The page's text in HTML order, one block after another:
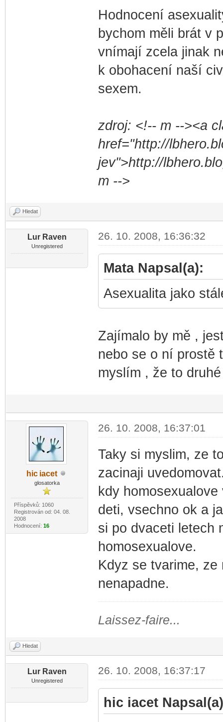
Hodnocení
bychom měli brát v
vnímají zcela jinak
k obohacení naší
sexem.
zdroj: <!-- m --><a
href="http://
jev">http://
m -->
Hledat
Lur Raven
Unregistered
26. 10. 2008, 16:36:32
Mata Napsal(a):
Asexualita jako
Zajímalo by mě ,
nebo se o ní prostě
myslím , že to
hiciacet
glosatorka
Příspěvků: 1060
Registrován od: 04. 08.
2008
Hodnocení: 16
26. 10. 2008, 16:37:01
Taky si myslim, ze
zacinaji
kdy
deti, vsechno ok a
si po dvaceti letech
homosexualove.
Kdyz se tvarime,
nenapadne.
Laissez-faire...
Hledat
Lur Raven
Unregistered
26. 10. 2008, 16:37:17
hic iacet